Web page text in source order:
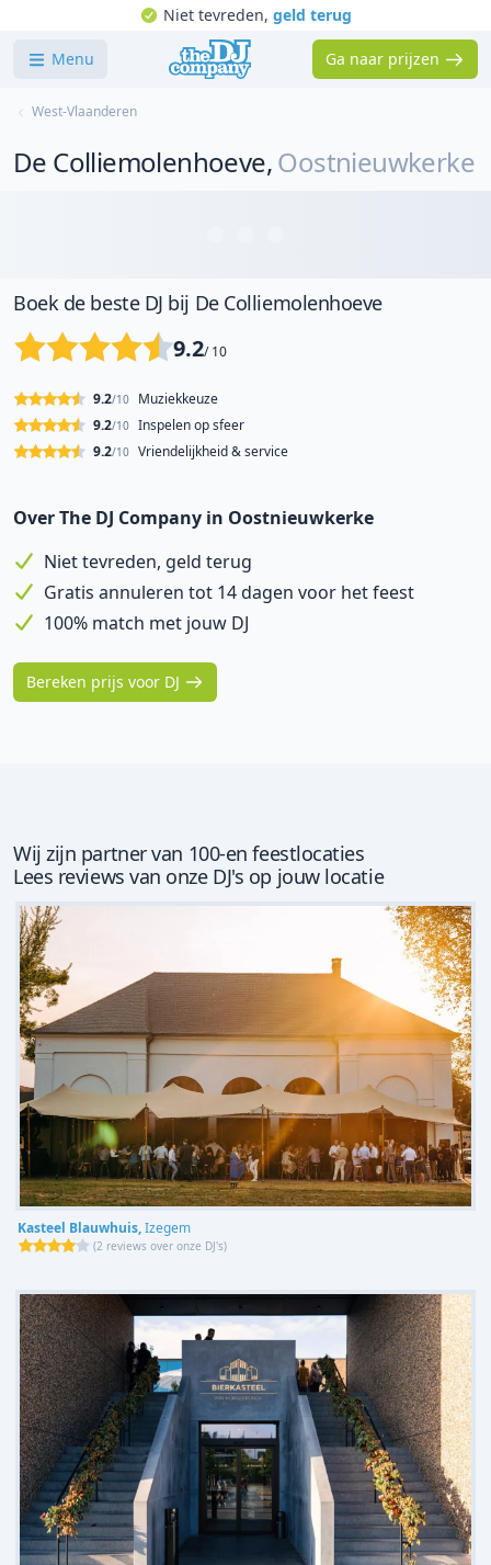
Niet tevreden, geld terug
Menu Ga naar prijzen
West-Vlaanderen
De Colliemolenhoeve,Oostnieuwkerke
Boek de beste DJ bij De Colliemolenhoeve
9.2/ 10
Muziekkeuze
9.2/10
Inspelen op sfeer
9.2/10
Vriendelijkheid & service
9.2/10
Over The DJ Company in Oostnieuwkerke
Niet tevreden, geld terug
Gratis annuleren tot 14 dagen voor het feest
100% match met jouw DJ
Bereken prijs voor DJ
Wij zijn partner van 100-en feestlocaties
Lees reviews van onze DJ's op jouw locatie
Kasteel Blauwhuis,Izegem
(2 reviews over onze DJ's)